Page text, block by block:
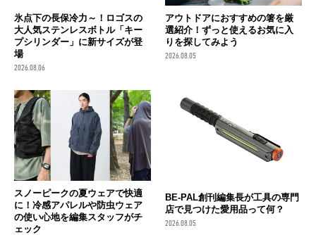
氷点下の長保冷力～！ロゴスの
大人気ステンレスボトル「キー
プシリンダー」に新サイズが登
場
2026.08.06
アウトドアにおすすめの箸を厳
選紹介！ずっと使えるお気に入
りを探してみよう
2026.08.05
スノーピークの夏ウェアで快適
に！冷感アパレルや防虫ウェア
の使い心地を編集スタッフがチ
ェック
BE-PAL創刊編集長が工具の専門
店で見つけた愛用品って何？
2026.08.05